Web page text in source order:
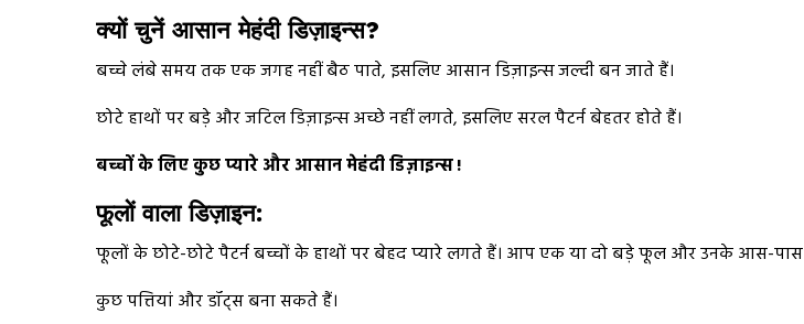
क्यों चुनें आसान मेहंदी डिज़ाइन्स?
बच्चे लंबे समय तक एक जगह नहीं बैठ पाते, इसलिए आसान डिज़ाइन्स जल्दी बन जाते हैं।
छोटे हाथों पर बड़े और जटिल डिज़ाइन्स अच्छे नहीं लगते, इसलिए सरल पैटर्न बेहतर होते हैं।
बच्चों के लिए कुछ प्यारे और आसान मेहंदी डिज़ाइन्स!
फूलों वाला डिज़ाइन:
फूलों के छोटे-छोटे पैटर्न बच्चों के हाथों पर बेहद प्यारे लगते हैं। आप एक या दो बड़े फूल और उनके आस-पास
कुछ पत्तियां और डॉट्स बना सकते हैं।